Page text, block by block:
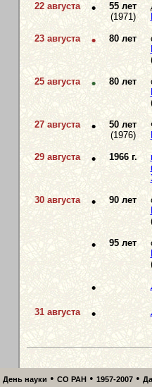
22 августа •
55 лет
(1971)
23 августа • 80 лет
25 августа • 80 лет
27 августа •
50 лет
(1976)
29 августа • 1966 г.
30 августа • 90 лет
• 95 лет
•
31 августа •
День науки • СО РАН • 1957-2007 •